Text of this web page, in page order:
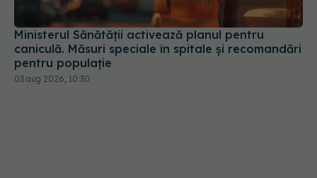
Ministerul Sănătății activează planul pentru
caniculă. Măsuri speciale în spitale și recomandări
pentru populație
03 aug 2026, 10:30